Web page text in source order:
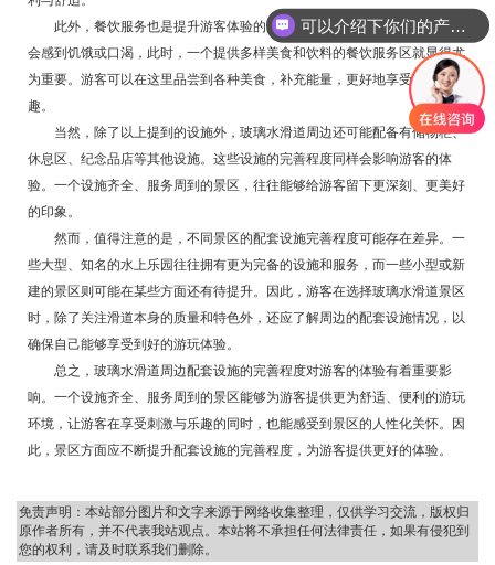
此外，餐饮服务也是提升游客体验的关键因素。游玩过程中，游客可能
会感到饥饿或口渴，此时，一个提供多样美食和饮料的餐饮服务区就显得尤
为重要。游客可以在这里品尝到各种美食，补充能量，更好地享受游玩乐
趣。
当然，除了以上提到的设施外，玻璃水滑道周边还可能配备有储物柜、
休息区、纪念品店等其他设施。这些设施的完善程度同样会影响游客的体
验。一个设施齐全、服务周到的景区，往往能够给游客留下更深刻、更美好
的印象。
然而，值得注意的是，不同景区的配套设施完善程度可能存在差异。一
些大型、知名的水上乐园往往拥有更为完备的设施和服务，而一些小型或新
建的景区则可能在某些方面还有待提升。因此，游客在选择玻璃水滑道景区
时，除了关注滑道本身的质量和特色外，还应了解周边的配套设施情况，以
确保自己能够享受到好的游玩体验。
总之，玻璃水滑道周边配套设施的完善程度对游客的体验有着重要影
响。一个设施齐全、服务周到的景区能够为游客提供更为舒适、便利的游玩
环境，让游客在享受刺激与乐趣的同时，也能感受到景区的人性化关怀。因
此，景区方面应不断提升配套设施的完善程度，为游客提供更好的体验。
免责声明：本站部分图片和文字来源于网络收集整理，仅供学习交流，版权归
原作者所有，并不代表我站观点。本站将不承担任何法律责任，如果有侵犯到
您的权利，请及时联系我们删除。
可以介绍下你们的产品么